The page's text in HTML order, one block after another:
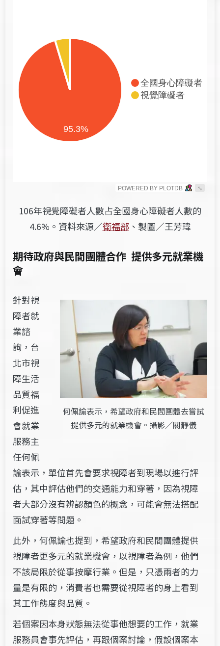
106年視覺障礙者人數占全國身心障礙者人數的
4.6%。資料來源／衛福部 、製圖／王芳瑋
期待政府與民間團體合作 提供多元就業機
會
何佩諭表示，希望政府和民間團體去嘗試
提供多元的就業機會。攝影／關靜儀
針對視
障者就
業諮
詢，台
北市視
障生活
品質福
利促進
會就業
服務主
任何佩
諭表示，單位首先會要求視障者到現場以進行評
估，其中評估他們的交通能力和穿著，因為視障
者大部分沒有辨認顏色的概念，可能會無法搭配
面試穿著等問題。
此外，何佩諭也提到，希望政府和民間團體提供
視障者更多元的就業機會，以視障者為例，他們
不該局限於從事按摩行業。但是，只憑兩者的力
量是有限的，消費者也需要從視障者的身上看到
其工作態度與品質。
若個案因本身狀態無法從事他想要的工作，就業
服務員會事先評估，再跟個案討論，假設個案本